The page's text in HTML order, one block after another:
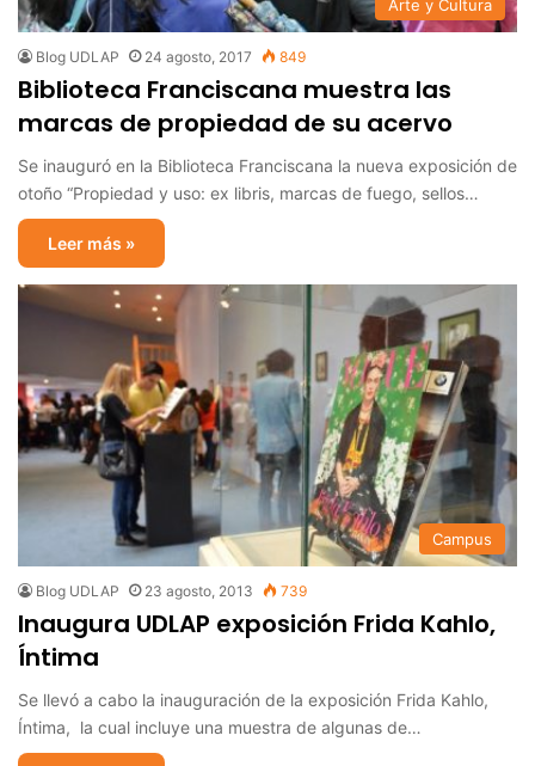
Arte y Cultura
Blog UDLAP 24 agosto, 2017 849
Biblioteca Franciscana muestra las
marcas de propiedad de su acervo
Se inauguró en la Biblioteca Franciscana la nueva exposición de
otoño “Propiedad y uso: ex libris, marcas de fuego, sellos…
Leer más »
Campus
Blog UDLAP 23 agosto, 2013 739
Inaugura UDLAP exposición Frida Kahlo,
Íntima
Se llevó a cabo la inauguración de la exposición Frida Kahlo,
Íntima, la cual incluye una muestra de algunas de…